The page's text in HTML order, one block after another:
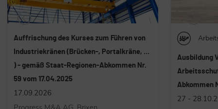
Arbeitsschutz
Arbeitsschutz - lt. Staat-Regionen-
im Seil -
des GVD 81/
09.11.2026